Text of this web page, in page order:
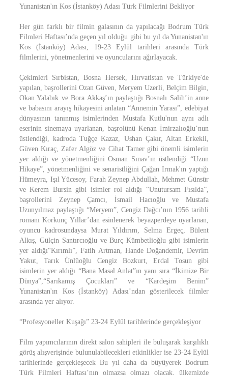
Yunanistan'ın Kos (İstanköy) Adası Türk Filmlerini Bekliyor
Her gün farklı bir filmin galasının da yapılacağı Bodrum Türk
Filmleri Haftası’nda geçen yıl olduğu gibi bu yıl da Yunanistan'ın
Kos (İstanköy) Adası, 19-23 Eylül tarihleri arasında Türk
filmlerini, yönetmenlerini ve oyuncularını ağırlayacak.
Çekimleri Sırbistan, Bosna Hersek, Hırvatistan ve Türkiye'de
yapılan, başrollerini Ozan Güven, Meryem Uzerli, Belçim Bilgin,
Okan Yalabık ve Bora Akkaş’ın paylaştığı Bosnalı Salih’in anne
ve babasını arayış hikayesini anlatan “Annemin Yarası”, edebiyat
dünyasının tanınmış isimlerinden Mustafa Kutlu'nun aynı adlı
eserinin sinemaya uyarlanan, başrolünü Kenan İmirzalıoğlu’nun
üstlendiği, kadroda Tuğçe Kazaz, Ushan Çakır, Altan Erkekli,
Güven Kıraç, Zafer Algöz ve Cihat Tamer gibi önemli isimlerin
yer aldığı ve yönetmenliğini Osman Sınav’ın üstlendiği “Uzun
Hikaye”, yönetmenliğini ve senaristliğini Çağan Irmak'ın yaptığı
Hümeyra, Işıl Yücesoy, Farah Zeynep Abdullah, Mehmet Günsür
ve Kerem Bursin gibi isimler rol aldığı “Unutursam Fısılda”,
başrollerini Zeynep Çamcı, İsmail Hacıoğlu ve Mustafa
Uzunyılmaz paylaştığı “Meryem”, Cengiz Dağcı’nın 1956 tarihli
romanı Korkunç Yıllar’dan esinlenerek beyazperdeye uyarlanan,
oyuncu kadrosundaysa Murat Yıldırım, Selma Ergeç, Bülent
Alkış, Gülçin Santırcıoğlu ve Burç Kümbetlioğlu gibi isimlerin
yer aldığı“Kırımlı”, Fatih Artman, Hande Doğandemir, Devrim
Yakut, Tarık Ünlüoğlu Cengiz Bozkurt, Erdal Tosun gibi
isimlerin yer aldığı “Bana Masal Anlat”ın yanı sıra “İkimize Bir
Dünya”,“Sarıkamış Çocukları” ve “Kardeşim Benim”
Yunanistan'ın Kos (İstanköy) Adası’ndan gösterilecek filmler
arasında yer alıyor.
“Profesyoneller Kuşağı” 23-24 Eylül tarihlerinde gerçekleşiyor
Film yapımcılarının direkt salon sahipleri ile buluşarak karşılıklı
görüş alışverişinde bulunulabilecekleri etkinlikler ise 23-24 Eylül
tarihlerinde gerçekleşecek Bu yıl daha da büyüyerek Bodrum
Türk Filmleri Haftası’nın olmazsa olmazı olacak, ülkemizde